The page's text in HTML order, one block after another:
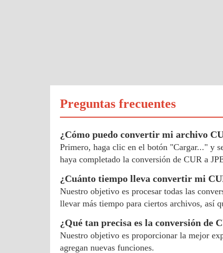
Preguntas frecuentes
¿Cómo puedo convertir mi archivo
Primero, haga clic en el botón "Cargar..." y
haya completado la conversión de CUR a
¿Cuánto tiempo lleva convertir mi
Nuestro objetivo es procesar todas las
llevar más tiempo para ciertos archivos, así
¿Qué tan precisa es la conversión de
Nuestro objetivo es proporcionar la mejor
agregan nuevas funciones.